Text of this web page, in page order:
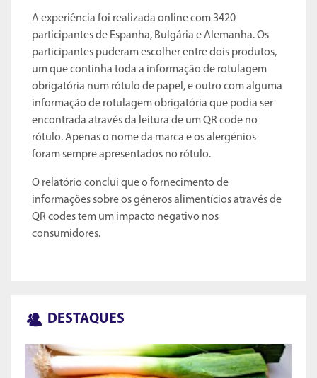
A experiência foi realizada online com 3420
participantes de Espanha, Bulgária e Alemanha. Os
participantes puderam escolher entre dois produtos,
um que continha toda a informação de rotulagem
obrigatória num rótulo de papel, e outro com alguma
informação de rotulagem obrigatória que podia ser
encontrada através da leitura de um QR code no
rótulo. Apenas o nome da marca e os alergénios
foram sempre apresentados no rótulo.
O relatório conclui que o fornecimento de
informações sobre os géneros alimentícios através de
QR codes tem um impacto negativo nos
consumidores.
DESTAQUES